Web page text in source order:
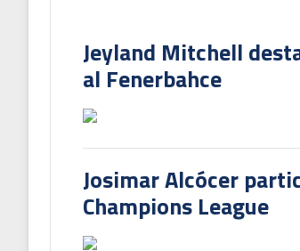
Jeyland Mitchell
al Fenerbahce
Josimar Alcócer
Champions League